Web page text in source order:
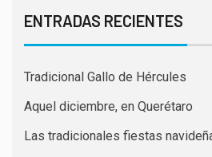
ENTRADAS RECIENTES
Tradicional Gallo de Hércules
Aquel diciembre, en Querétaro
Las tradicionales fiestas